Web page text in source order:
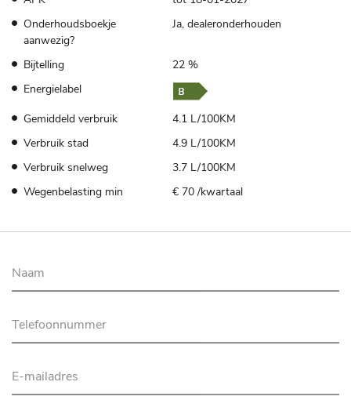
Onderhoudsboekje
aanwezig?
Ja, dealeronderhouden
Bijtelling
22 %
Energielabel
Gemiddeld verbruik
4.1 L/100KM
Verbruik stad
4.9 L/100KM
Verbruik snelweg
3.7 L/100KM
Wegenbelasting min
€ 70 /kwartaal